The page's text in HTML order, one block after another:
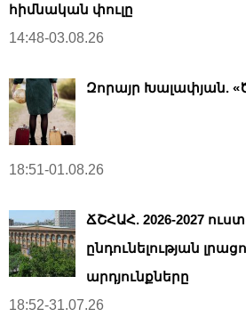
հիմնական փուլը
14:48-03.08.26
Զորայր Խալափյան.
18:51-01.08.26
ՃՇՀԱՀ. 2026-2027
ընդունելության
արդյունքները
18:52-31.07.26